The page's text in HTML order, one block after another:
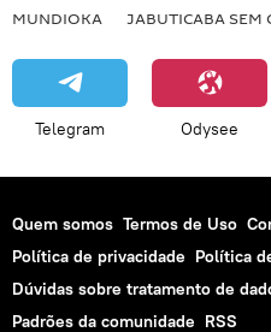
MUNDIOKA JABUTICABA SEM
Telegram Odysee
Quem somos Termos de Uso
Política de privacidade Política
Dúvidas sobre tratamento de
Padrões da comunidade RSS